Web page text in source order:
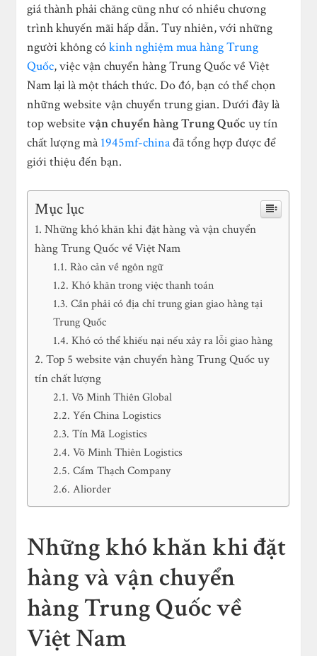
giá thành phải chăng cũng như có nhiều chương
trình khuyến mãi hấp dẫn. Tuy nhiên, với những
người không cókinh nghiệm mua hàng Trung
Quốc, việc vận chuyển hàng Trung Quốc về Việt
Nam lại là một thách thức. Do đó, bạn có thể chọn
những website vận chuyển trung gian. Dưới đây là
top websitevận chuyển hàng Trung Quốc uy tín
chất lượng mà1945mf-chinađã tổng hợp được để
giới thiệu đến bạn.
Mục lục
Những khó khăn khi đặt hàng và vận chuyển
hàng Trung Quốc về Việt Nam
Rào cản về ngôn ngữ
Khó khăn trong việc thanh toán
Cần phải có địa chỉ trung gian giao hàng tại
Trung Quốc
Khó có thể khiếu nại nếu xảy ra lỗi giao hàng
Top 5 website vận chuyển hàng Trung Quốc uy
tín chất lượng
Võ Minh Thiên Global
Yến China Logistics
Tín Mã Logistics
Võ Minh Thiên Logistics
Cẩm Thạch Company
Aliorder
Những khó khăn khi đặt
hàng và vận chuyển
hàng Trung Quốc về
Việt Nam